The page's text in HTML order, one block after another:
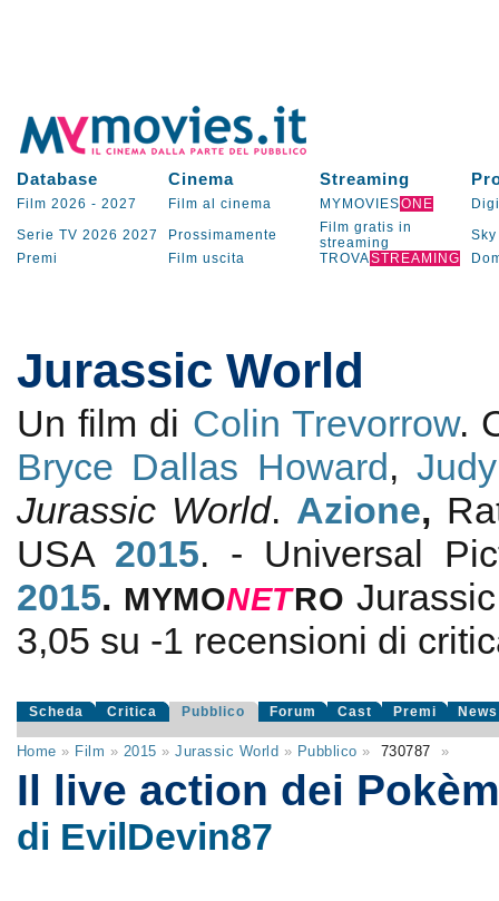
Database Cinema Streaming
Film 2026 - 2027 Film al cinema MYMOVIESONE
Serie TV 2026 2027 Prossimamente
Film gratis in
streaming
Sky
Premi
Film uscita TROVASTREAMING
Jurassic World
Un film di Colin Trevorrow.
Bryce Dallas Howard,
Jurassic World. Azione,
USA 2015. - Universal
2015. MYMONETRO
3,05 su -1 recensioni di
Scheda Critica Pubblico Forum Cast Premi News
Home » Film » 2015 »Jurassic World » Pubblico » 730787 »
Il live action dei
di EvilDevin87